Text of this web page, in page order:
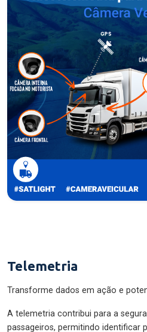
Telemetria
Transforme dados em ação e
A telemetria contribui para a
passageiros, permitindo identificar